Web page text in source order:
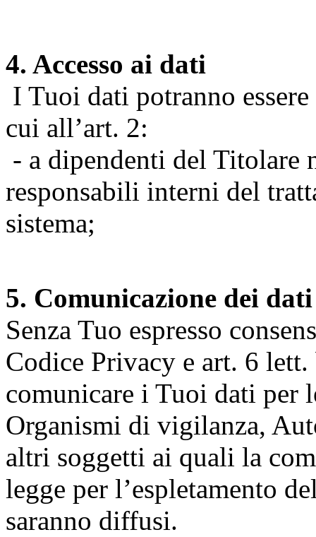
4. Accesso ai dati
I Tuoi dati potranno
cui all’art. 2:
- a dipendenti del Titolare
responsabili interni del
sistema;
5. Comunicazione dei dati
Senza Tuo espresso
Codice Privacy e art. 6
comunicare i Tuoi dati per
Organismi di vigilanza,
altri soggetti ai quali la
legge per l’espletamento
saranno diffusi.